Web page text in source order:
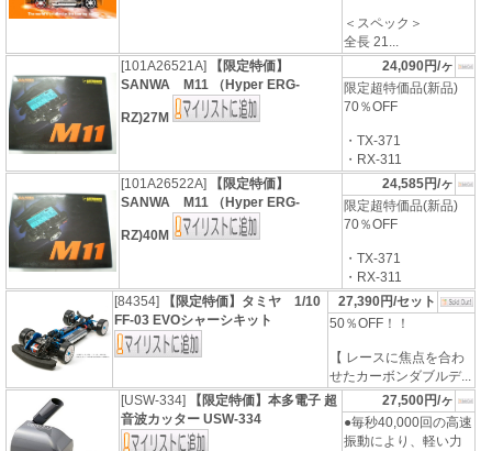
＜スペック＞
全長 21...
[101A26521A]
【限定特価】
SANWA M11 （Hyper ERG-
RZ)27M
24,090円/ヶ
限定超特価品(新品)
70％OFF
・TX-371
・RX-311
[101A26522A]
【限定特価】
SANWA M11 （Hyper ERG-
RZ)40M
24,585円/ヶ
限定超特価品(新品)
70％OFF
・TX-371
・RX-311
[84354]
【限定特価】タミヤ 1/10
FF-03 EVOシャーシキット
27,390円/セット
50％OFF！！
【 レースに焦点を合わ
せたカーボンダブルデ...
[USW-334]
【限定特価】本多電子 超
音波カッター USW-334
27,500円/ヶ
●毎秒40,000回の高速
振動により、軽い力